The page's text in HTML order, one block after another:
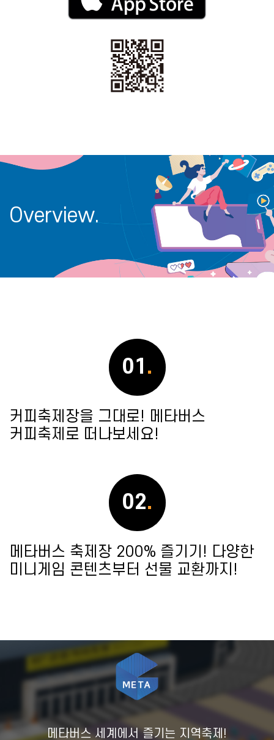
Overview.
01 .
커피축제장을 그대로! 메타버스
커피축제로 떠나보세요!
02.
메타버스 축제장 200% 즐기기! 다양한
미니게임 콘텐츠부터 선물 교환까지!
메타버스 세계에서 즐기는 지역축제!